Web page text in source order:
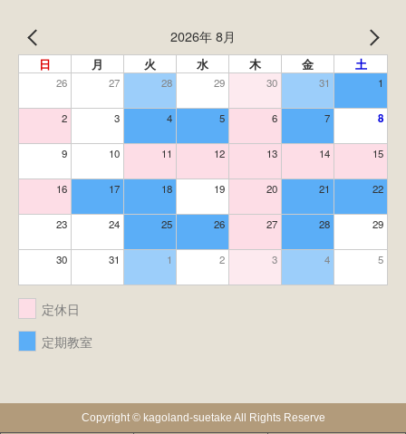
2026年 8月
日 月 火 水 木 金 土
26 27 28 29 30 31 1
2 3 4 5 6 7 8
9 10 11 12 13 14 15
16 17 18 19 20 21 22
23 24 25 26 27 28 29
30 31 1 2 3 4 5
定休日
定期教室
Copyright © kagoland-suetake All Rights Reserve